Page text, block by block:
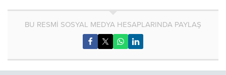
BU RESMİ SOSYAL MEDYA HESAPLARINDA PAYLAŞ